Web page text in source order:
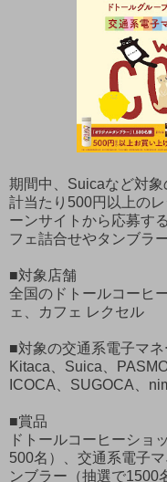
期間中、Suicaなど対
計当たり500円以上の
ーンサイトから応募す
フェ詰合せやタンブラ
■対象店舗
全国のドトールコーヒ
ェ、カフェ レクセル
■対象の交通系電子マネ
Kitaca、Suica、
ICOCA、SUGOCA、
■賞品
ドトールコーヒーショ
500名）、交通系電子
ンブラー（抽選で1500